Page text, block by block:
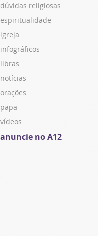
dúvidas religiosas
espiritualidade
igreja
infográficos
libras
notícias
orações
papa
vídeos
anuncie no A12